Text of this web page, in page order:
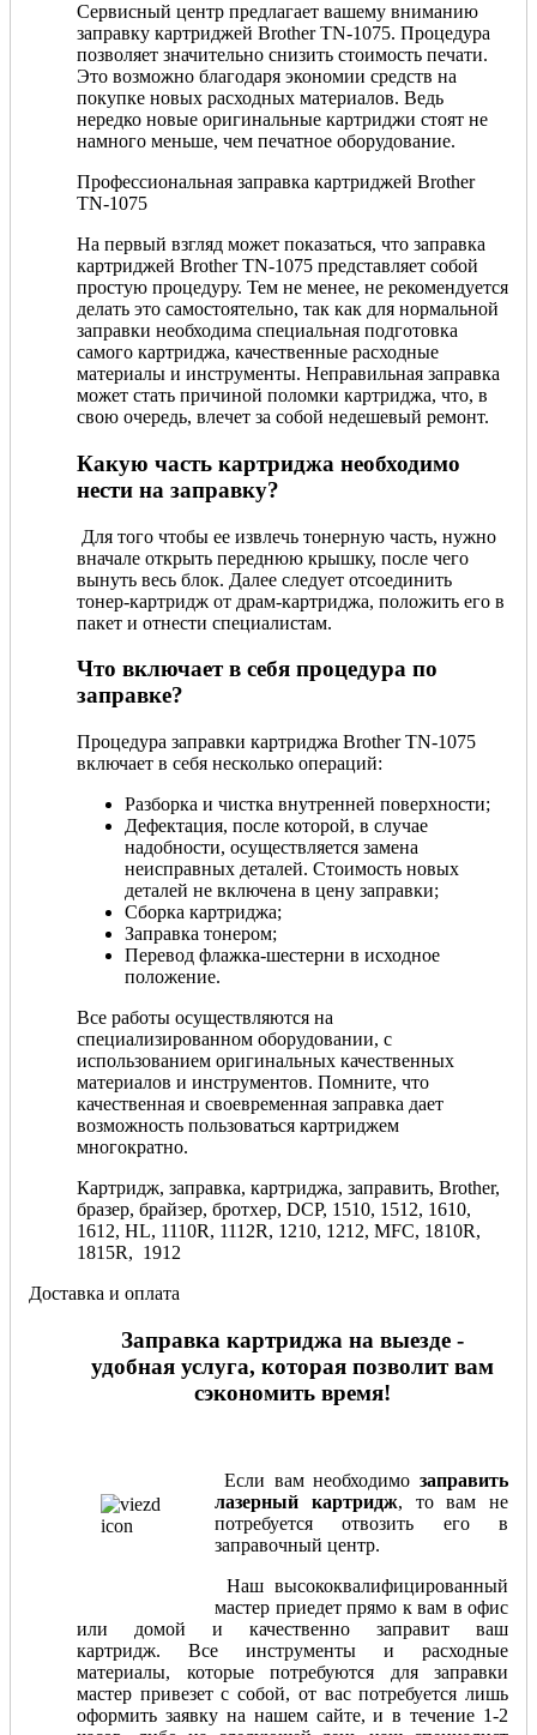
Сервисный центр предлагает вашему вниманию
заправку картриджей Brother TN-1075. Процедура
позволяет значительно снизить стоимость печати.
Это возможно благодаря экономии средств на
покупке новых расходных материалов. Ведь
нередко новые оригинальные картриджи стоят не
намного меньше, чем печатное оборудование.
Профессиональная заправка картриджей Brother
TN-1075
На первый взгляд может показаться, что заправка
картриджей Brother TN-1075 представляет собой
простую процедуру. Тем не менее, не рекомендуется
делать это самостоятельно, так как для нормальной
заправки необходима специальная подготовка
самого картриджа, качественные расходные
материалы и инструменты. Неправильная заправка
может стать причиной поломки картриджа, что, в
свою очередь, влечет за собой недешевый ремонт.
Какую часть картриджа необходимо
нести на заправку?
Для того чтобы ее извлечь тонерную часть, нужно
вначале открыть переднюю крышку, после чего
вынуть весь блок. Далее следует отсоединить
тонер-картридж от драм-картриджа, положить его в
пакет и отнести специалистам.
Что включает в себя процедура по
заправке?
Процедура заправки картриджа Brother TN-1075
включает в себя несколько операций:
Разборка и чистка внутренней поверхности;
Дефектация, после которой, в случае
надобности, осуществляется замена
неисправных деталей. Стоимость новых
деталей не включена в цену заправки;
Сборка картриджа;
Заправка тонером;
Перевод флажка-шестерни в исходное
положение.
Все работы осуществляются на
специализированном оборудовании, с
использованием оригинальных качественных
материалов и инструментов. Помните, что
качественная и своевременная заправка дает
возможность пользоваться картриджем
многократно.
Картридж, заправка, картриджа, заправить, Brother,
бразер, брайзер, бротхер, DCP, 1510, 1512, 1610,
1612, HL, 1110R, 1112R, 1210, 1212, MFC, 1810R,
1815R, 1912
Доставка и оплата
Заправка картриджа на выезде -
удобная услуга, которая позволит вам
сэкономить время!
Если вам необходимо заправить
лазерный картридж, то вам не
потребуется отвозить его в
заправочный центр.
Наш высококвалифицированный
мастер приедет прямо к вам в офис
или домой и качественно заправит ваш
картридж. Все инструменты и расходные
материалы, которые потребуются для заправки
мастер привезет с собой, от вас потребуется лишь
оформить заявку на нашем сайте, и в течение 1-2